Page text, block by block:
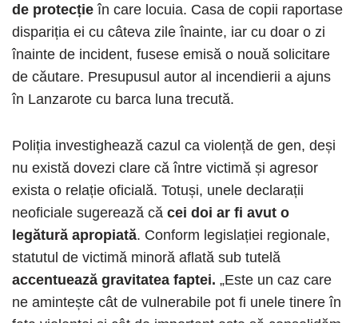
de protecție în care locuia. Casa de copii raportase
dispariția ei cu câteva zile înainte, iar cu doar o zi
înainte de incident, fusese emisă o nouă solicitare
de căutare. Presupusul autor al incendierii a ajuns
în Lanzarote cu barca luna trecută.
Poliția investighează cazul ca violență de gen, deși
nu există dovezi clare că între victimă și agresor
exista o relație oficială. Totuși, unele declarații
neoficiale sugerează că cei doi ar fi avut o
legătură apropiată. Conform legislației regionale,
statutul de victimă minoră aflată sub tutelă
accentuează gravitatea faptei. „Este un caz care
ne amintește cât de vulnerabile pot fi unele tinere în